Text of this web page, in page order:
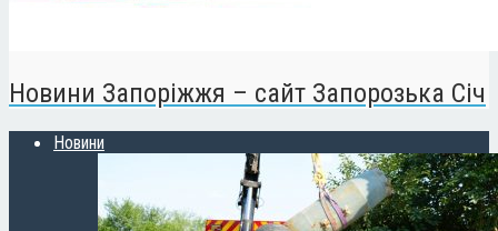
Новини Запоріжжя – сайт Запорозька Січ
Новини